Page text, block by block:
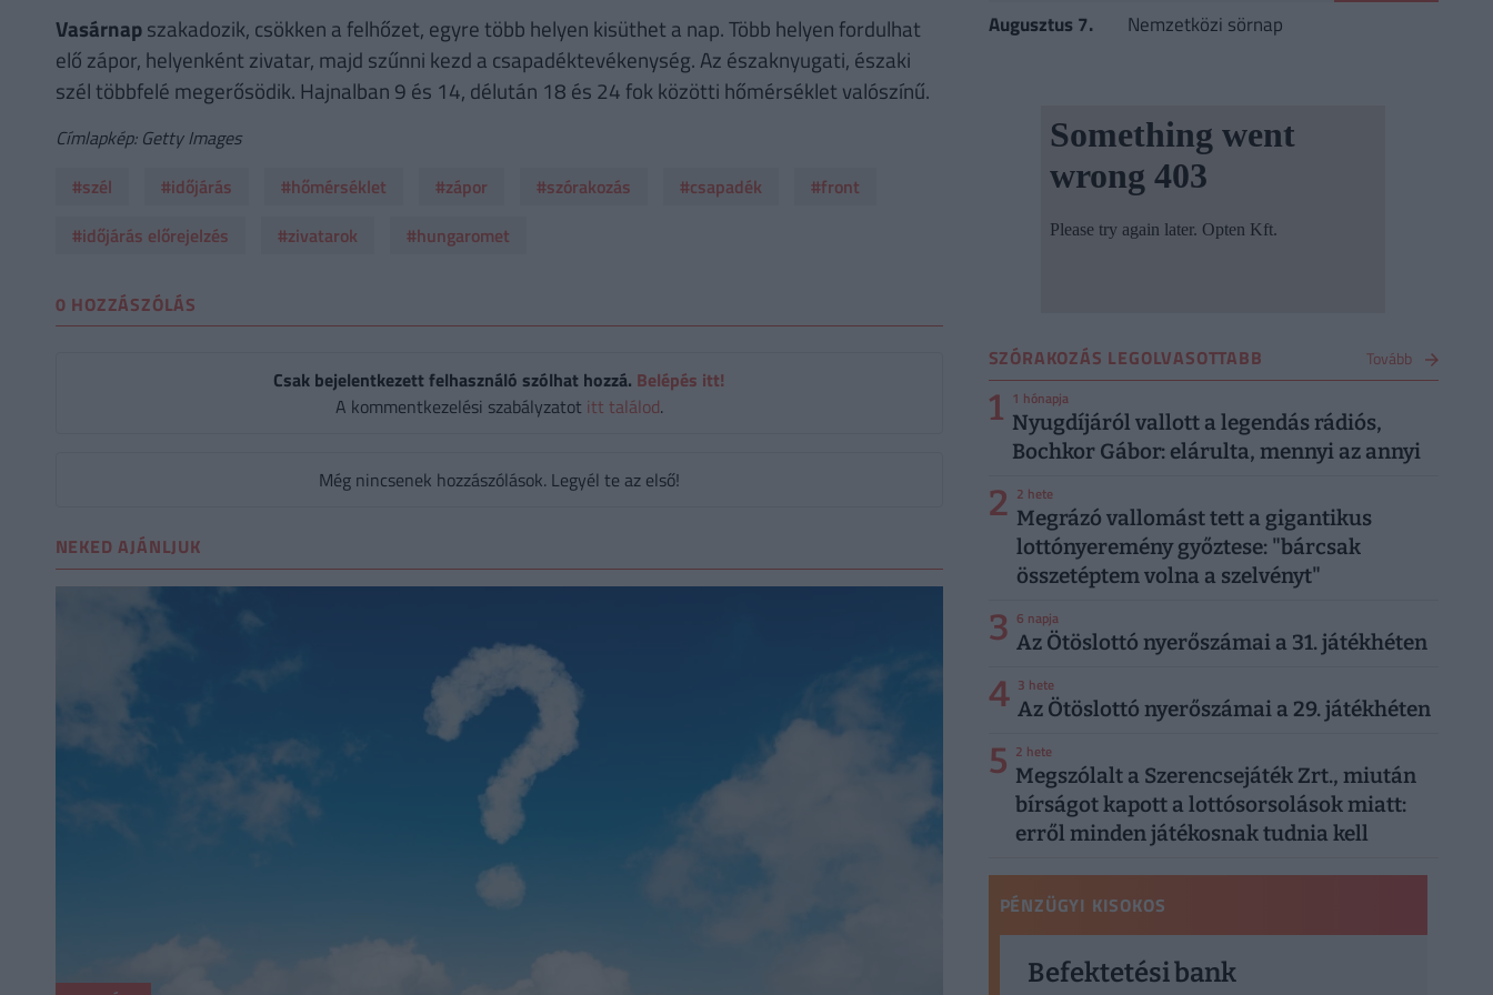
Vasárnapszakadozik, csökken a felhőzet, egyre több helyen kisüthet a nap. Több helyen fordulhat
elő zápor, helyenként zivatar, majd szűnni kezd a csapadéktevékenység. Az északnyugati, északi
szél többfelé megerősödik. Hajnalban 9 és 14, délután 18 és 24 fok közötti hőmérséklet valószínű.
Címlapkép: Getty Images
#szél
#időjárás #hőmérséklet #zápor #szórakozás #csapadék
#front
#időjárás előrejelzés
#zivatarok #hungaromet
0 HOZZÁSZÓLÁS
Csak bejelentkezett felhasználó szólhat hozzá. Belépés itt!
A kommentkezelési szabályzatot itt találod.
Még nincsenek hozzászólások. Legyél te az első!
NEKED AJÁNLJUK
Augusztus 7. Nemzetközi sörnap
SZÓRAKOZÁS LEGOLVASOTTABB Tovább
1 1 hónapja
Nyugdíjáról vallott a legendás rádiós,
Bochkor Gábor: elárulta, mennyi az annyi
2 2 hete
Megrázó vallomást tett a gigantikus
lottónyeremény győztese: "bárcsak
összetéptem volna a szelvényt"
3 6 napja
Az Ötöslottó nyerőszámai a 31. játékhéten
4 3 hete
Az Ötöslottó nyerőszámai a 29. játékhéten
5 2 hete
Megszólalt a Szerencsejáték Zrt., miután
bírságot kapott a lottósorsolások miatt:
erről minden játékosnak tudnia kell
PÉNZÜGYI KISOKOS
Befektetési bank